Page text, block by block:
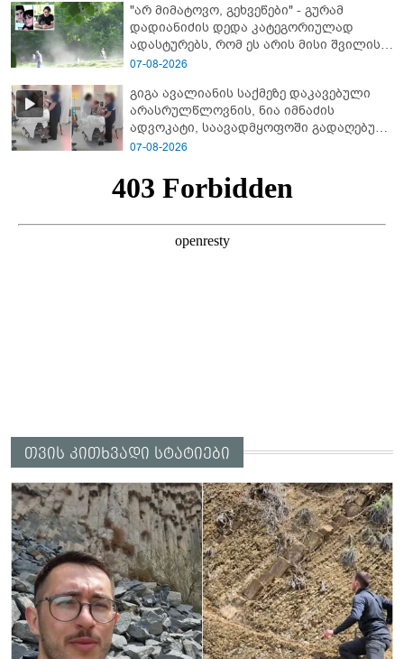
"არ მიმატოვო, გეხვეწები" - გუ­რა­მ
დადიანიძის დედა კა­ტე­გო­რი­უ­ლად
ადას­ტუ­რებს, რომ ეს არის მისი შვი­ლის
ხმა
07-08-2026
გიგა ავალიანის საქმეზე დაკავებული
არასრულწლოვნის, ნია იმნაძის
ადვოკატი, საავადმყოფოში გადაღებულ
კადრებს ავრცელებს
07-08-2026
თვის კითხვადი სტატიები